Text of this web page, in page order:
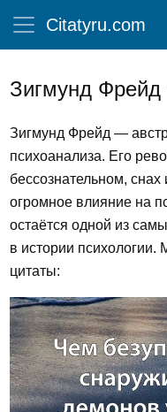
Citatyru.com
Зигмунд Фрейд
Зигмунд Фрейд —
психоанализа. Его
бессознательном,
огромное влияние на
остаётся одной из
в истории
цитаты: